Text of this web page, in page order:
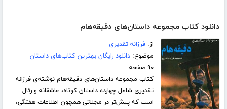
دانلود کتاب مجموعه داستان‌های دقیقه‌هام
از:فرزانه تقدیری
موضوع:دانلود رایگان بهترین کتاب‌های داستان
۹۰ صفحه
کتاب مجموعه داستان‌های دقیقه‌هام نوشته‌ی فرزانه
تقدیری شامل چهارده داستان کوتاه، عاشقانه و رئال
است که پیش‌تر در مجلاتی همچون اطلاعات هفتگی،